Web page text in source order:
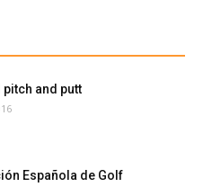
pitch and putt
Española de Golf